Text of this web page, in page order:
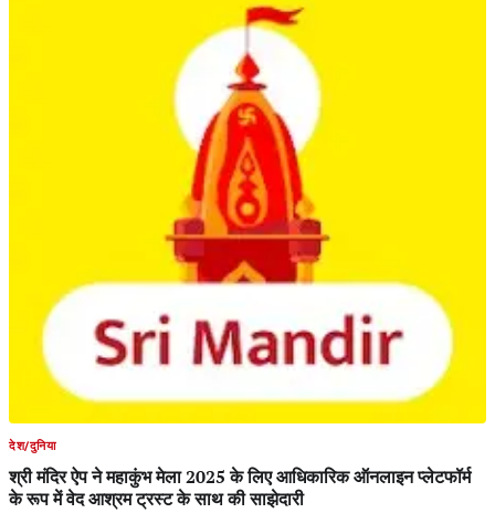
देश/दुनिया
श्री मंदिर ऐप ने महाकुंभ मेला 2025 के लिए आधिकारिक ऑनलाइन प्लेटफॉर्म
के रूप में वेद आश्रम ट्रस्ट के साथ की साझेदारी